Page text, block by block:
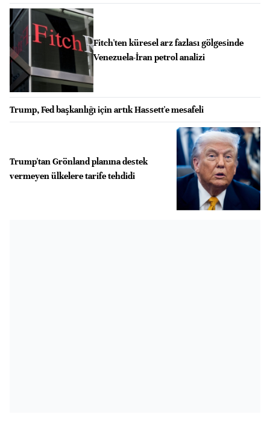
Fitch'ten küresel arz fazlası gölgesinde
Venezuela-İran petrol analizi
Trump, Fed başkanlığı için artık Hassett'e mesafeli
Trump'tan Grönland planına destek
vermeyen ülkelere tarife tehdidi